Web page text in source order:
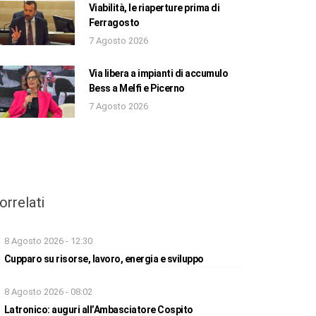
Viabilità, le riaperture prima di
Ferragosto
7 Agosto 2026
Via libera a impianti di accumulo
Bess a Melfi e Picerno
7 Agosto 2026
8 Agosto 2026 - 12:30
Cupparo su risorse, lavoro, energia e sviluppo
8 Agosto 2026 - 08:02
Latronico: auguri all’Ambasciatore Cospito